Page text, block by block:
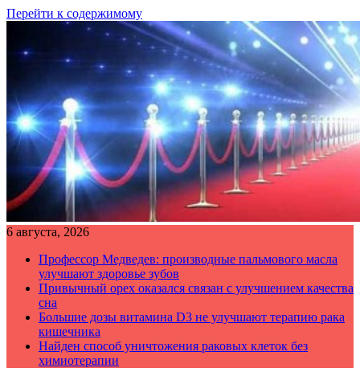
Перейти к содержимому
6 августа, 2026
Профессор Медведев: производные пальмового масла
улучшают здоровье зубов
Привычный орех оказался связан с улучшением качества
сна
Большие дозы витамина D3 не улучшают терапию рака
кишечника
Найден способ уничтожения раковых клеток без
химиотерапии